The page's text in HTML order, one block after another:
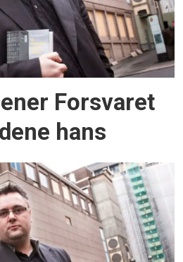
Forsvaret
hans